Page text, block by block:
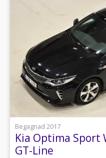
Begagnad 2017
Kia Optima Sport
GT-Line